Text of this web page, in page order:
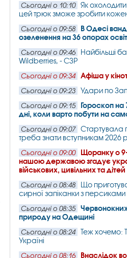
Сьогодні о 10:10
Як
цей трюк зможе зробити
Сьогодні о 09:58
В Одесі
озеленення на 36 опорах
Сьогодні о 09:46
Найбільші
Wildberries, - СЗР
Сьогодні о 09:34 Афіша у
Сьогодні о 09:23 Удари по
Сьогодні о 09:15
Гороскоп на
дні, коли варто побути на
Сьогодні о 09:07
Стартувала
треба знати вступникам 2026
Сьогодні о 09:00
Щоранку о 9-
нашою державою згадує
військових, цивільних та дітей
Сьогодні о 08:48
Що
сирної запіканки з
Сьогодні о 08:35
природу на Одещині
Сьогодні о 08:24
Теж хочемо:
Україні
Сьогодні о 08:16
Внаслідок